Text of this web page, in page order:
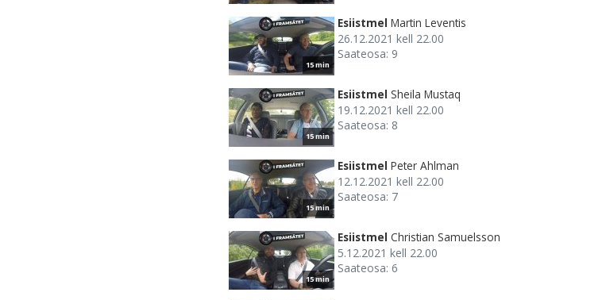
15 min
Esiistmel Martin Leventis
26.12.2021 kell 22.00
Saateosa: 9
15 min
Esiistmel Sheila Mustaq
19.12.2021 kell 22.00
Saateosa: 8
15 min
Esiistmel Peter Ahlman
12.12.2021 kell 22.00
Saateosa: 7
15 min
Esiistmel Christian Samuelsson
5.12.2021 kell 22.00
Saateosa: 6